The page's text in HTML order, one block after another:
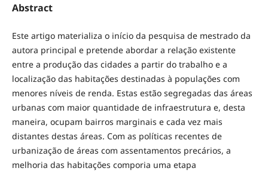
Abstract
Este artigo materializa o início da pesquisa de mestrado da
autora principal e pretende abordar a relação existente
entre a produção das cidades a partir do trabalho e a
localização das habitações destinadas à populações com
menores níveis de renda. Estas estão segregadas das áreas
urbanas com maior quantidade de infraestrutura e, desta
maneira, ocupam bairros marginais e cada vez mais
distantes destas áreas. Com as políticas recentes de
urbanização de áreas com assentamentos precários, a
melhoria das habitações comporia uma etapa